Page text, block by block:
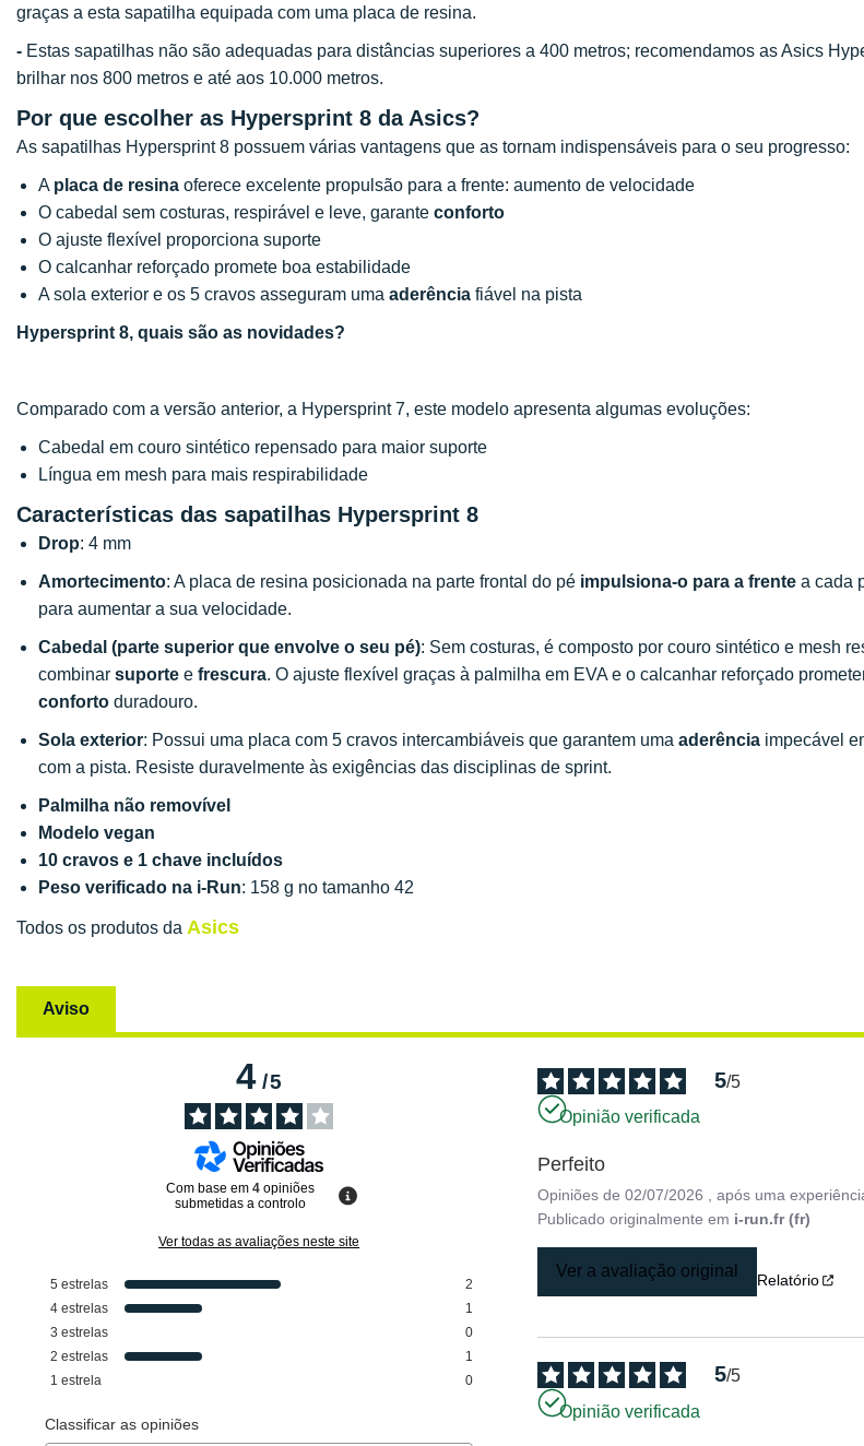
graças a esta sapatilha equipada com uma placa de resina.
- Estas sapatilhas não são adequadas para distâncias superiores a 400 metros; recomendamos as Asics
brilhar nos 800 metros e até aos 10.000 metros.
Por que escolher as Hypersprint 8 da Asics?
As sapatilhas Hypersprint 8 possuem várias vantagens que as tornam indispensáveis para o seu progresso:
A placa de resina oferece excelente propulsão para a frente: aumento de velocidade
O cabedal sem costuras, respirável e leve, garante conforto
O ajuste flexível proporciona suporte
O calcanhar reforçado promete boa estabilidade
A sola exterior e os 5 cravos asseguram uma aderência fiável na pista
Hypersprint 8, quais são as novidades?
Comparado com a versão anterior, a Hypersprint 7, este modelo apresenta algumas evoluções:
Cabedal em couro sintético repensado para maior suporte
Língua em mesh para mais respirabilidade
Características das sapatilhas Hypersprint 8
Drop: 4 mm
Amortecimento: A placa de resina posicionada na parte frontal do pé impulsiona-o para a frente a cada
para aumentar a sua velocidade.
Cabedal (parte superior que envolve o seu pé): Sem costuras, é composto por couro sintético e mesh
combinar suporte e frescura. O ajuste flexível graças à palmilha em EVA e o calcanhar reforçado
conforto duradouro.
Sola exterior: Possui uma placa com 5 cravos intercambiáveis que garantem uma aderência impecável
com a pista. Resiste duravelmente às exigências das disciplinas de sprint.
Palmilha não removível
Modelo vegan
10 cravos e 1 chave incluídos
Peso verificado na i-Run: 158 g no tamanho 42
Todos os produtos da Asics
Aviso
4/5
Com base em4 opiniões
submetidas a controlo
Ver todas as avaliações neste site
5 estrelas
2
4 estrelas
1
3 estrelas
0
2 estrelas
1
1 estrela 0
Classificar as opiniões
5/5
Opinião verificada
Perfeito
Opiniões de02/07/2026 , após uma
Publicado originalmente em i-run.fr (fr)
Ver a avaliação original Relatório
5/5
Opinião verificada